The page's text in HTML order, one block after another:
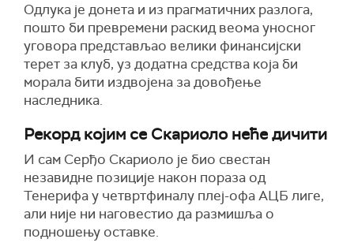
Одлука је донета и из прагматичних разлога,
пошто би превремени раскид веома уносног
уговора представљао велики финансијски
терет за клуб, уз додатна средства која би
морала бити издвојена за довођење
наследника.
Рекорд којим се Скариоло неће дичити
И сам Серђо Скариоло је био свестан
незавидне позиције након пораза од
Тенерифа у четвртфиналу плеј-офа АЦБ лиге,
али није ни наговестио да размишља о
подношењу оставке.